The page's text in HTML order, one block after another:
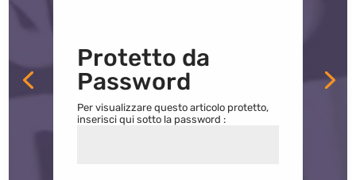
Protetto da
Password
Per visualizzare questo articolo protetto,
inserisci qui sotto la password :